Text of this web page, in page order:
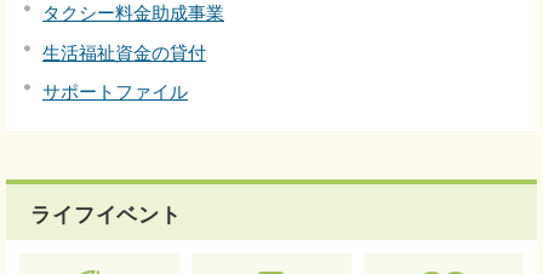
タクシー料金助成事業
生活福祉資金の貸付
サポートファイル
ライフイベント